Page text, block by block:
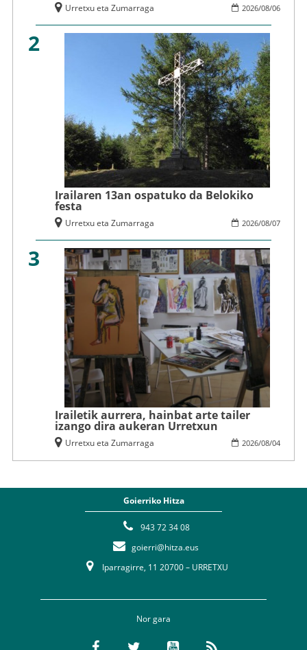
2026/08/06
Urretxu eta Zumarraga
2
Irailaren 13an ospatuko da Belokiko
festa
2026/08/07
Urretxu eta Zumarraga
3
Irailetik aurrera, hainbat arte tailer
izango dira aukeran Urretxun
2026/08/04
Urretxu eta Zumarraga
Goierriko Hitza
943 72 34 08
goierri@hitza.eus
Iparragirre, 11 20700 – URRETXU
Nor gara